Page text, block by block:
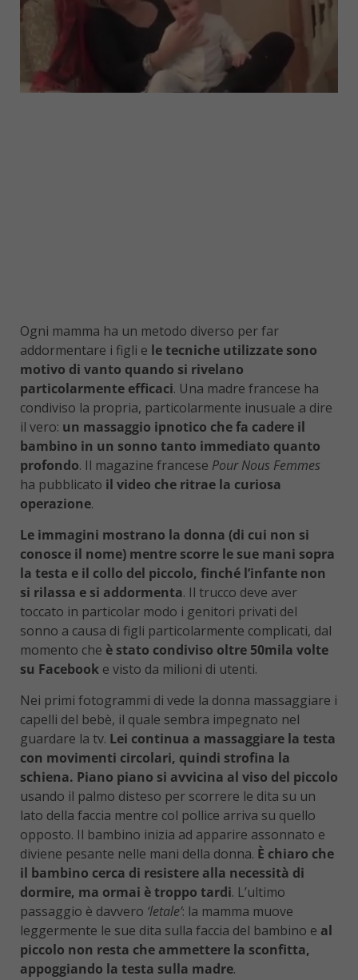
Ogni mamma ha un metodo diverso per far
addormentare i figli e le tecniche utilizzate sono
motivo di vanto quando si rivelano
particolarmente efficaci. Una madre francese ha
condiviso la propria, particolarmente inusuale a dire
il vero: un massaggio ipnotico che fa cadere il
bambino in un sonno tanto immediato quanto
profondo. Il magazine francese Pour Nous Femmes
ha pubblicato il video che ritrae la curiosa
operazione.
Le immagini mostrano la donna (di cui non si
conosce il nome) mentre scorre le sue mani sopra
la testa e il collo del piccolo, finché l’infante non
si rilassa e si addormenta. Il trucco deve aver
toccato in particolar modo i genitori privati del
sonno a causa di figli particolarmente complicati, dal
momento che è stato condiviso oltre 50mila volte
su Facebook e visto da milioni di utenti.
Nei primi fotogrammi di vede la donna massaggiare i
capelli del bebè, il quale sembra impegnato nel
guardare la tv. Lei continua a massaggiare la testa
con movimenti circolari, quindi strofina la
schiena. Piano piano si avvicina al viso del piccolo
usando il palmo disteso per scorrere le dita su un
lato della faccia mentre col pollice arriva su quello
opposto. Il bambino inizia ad apparire assonnato e
diviene pesante nelle mani della donna. È chiaro che
il bambino cerca di resistere alla necessità di
dormire, ma ormai è troppo tardi. L’ultimo
passaggio è davvero ‘letale’: la mamma muove
leggermente le sue dita sulla faccia del bambino e al
piccolo non resta che ammettere la sconfitta,
appoggiando la testa sulla madre.